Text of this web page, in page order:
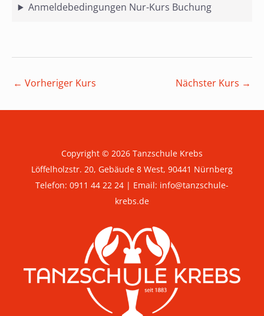
Anmeldebedingungen Nur-Kurs Buchung
Beitragsnavigation
← Vorheriger Kurs Nächster Kurs →
Copyright © 2026 Tanzschule Krebs
Löffelholzstr. 20, Gebäude 8 West, 90441 Nürnberg
Telefon: 0911 44 22 24 | Email: info@tanzschule-
krebs.de